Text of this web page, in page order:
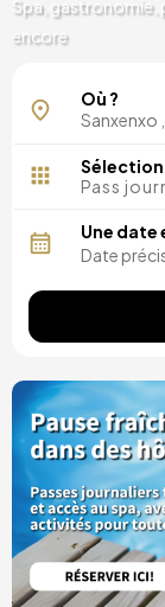
Spa, gastronomie,
encore
Où ?
Pass
Une date